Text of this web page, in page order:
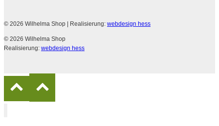
© 2026 Wilhelma Shop | Realisierung: webdesign hess
© 2026 Wilhelma Shop
Realisierung: webdesign hess